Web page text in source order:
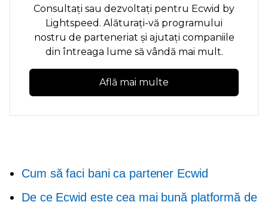
Consultați sau dezvoltați pentru Ecwid by
Lightspeed. Alăturați-vă programului
nostru de parteneriat și ajutați companiile
din întreaga lume să vândă mai mult.
Află mai multe
Cum să faci bani ca partener Ecwid
De ce Ecwid este cea mai bună platformă de